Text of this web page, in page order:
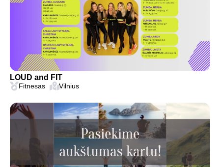
LOUD and FIT
Fitnesas Vilnius